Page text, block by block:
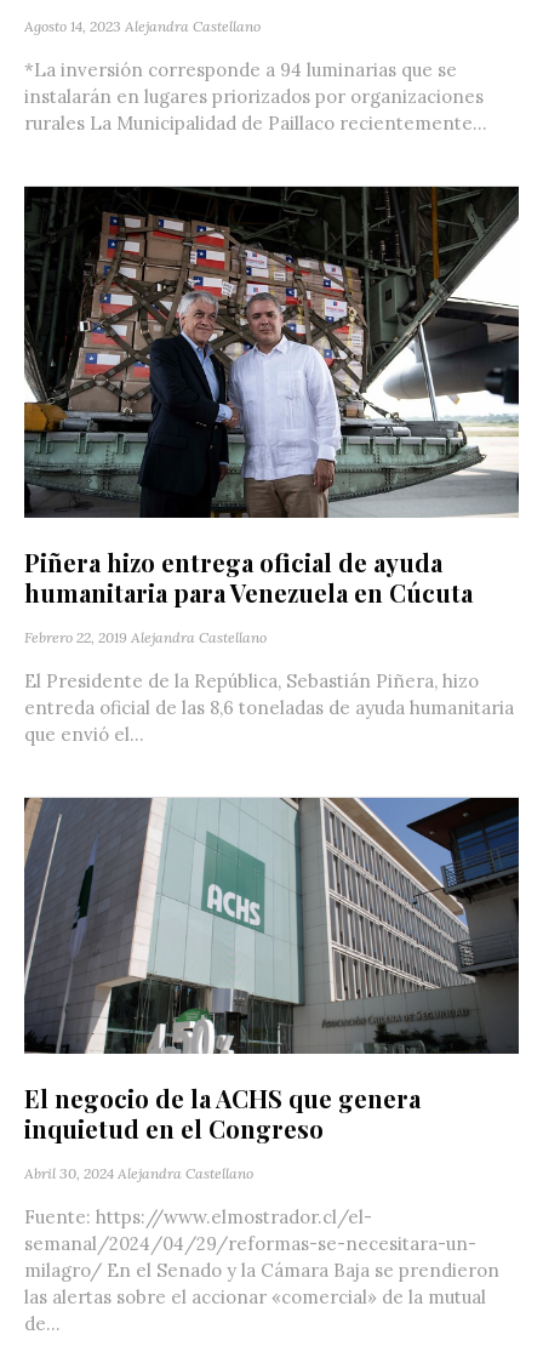
Agosto 14, 2023 Alejandra Castellano
*La inversión corresponde a 94 luminarias que se
instalarán en lugares priorizados por organizaciones
rurales La Municipalidad de Paillaco recientemente...
Piñera hizo entrega oficial de ayuda
humanitaria para Venezuela en Cúcuta
Febrero 22, 2019 Alejandra Castellano
El Presidente de la República, Sebastián Piñera, hizo
entreda oficial de las 8,6 toneladas de ayuda humanitaria
que envió el...
El negocio de la ACHS que genera
inquietud en el Congreso
Abril 30, 2024 Alejandra Castellano
Fuente: https://www.elmostrador.cl/el-
semanal/2024/04/29/reformas-se-necesitara-un-
milagro/ En el Senado y la Cámara Baja se prendieron
las alertas sobre el accionar «comercial» de la mutual
de...